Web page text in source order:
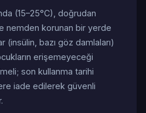
(15–25°C), doğrudan
nemden korunan bir yerde
(insülin, bazı göz damlaları)
erişemeyeceği
son kullanma tarihi
iade edilerek güvenli